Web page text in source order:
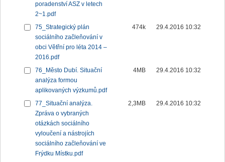
poradenství ASZ v letech
2~1.pdf
75_Strategický plán
sociálního začleňování v
obci Větřní pro léta 2014 –
2016.pdf
474k 29.4.2016 10:32
76_Město Dubí. Situační
analýza formou
aplikovaných výzkumů.pdf
4MB 29.4.2016 10:32
77_Situační analýza.
Zpráva o vybraných
otázkách sociálního
vyloučení a nástrojích
sociálního začleňování ve
Frýdku Místku.pdf
2,3MB 29.4.2016 10:32